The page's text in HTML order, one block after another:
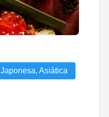
Japonesa, Asiática